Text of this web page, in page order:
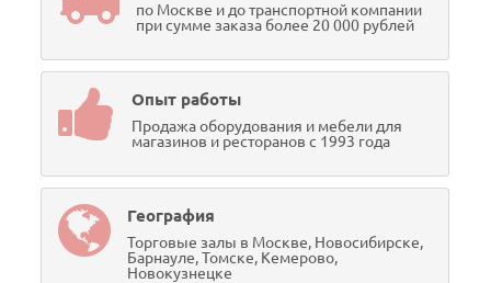
по Москве и до транспортной компании
при сумме заказа более 20 000 рублей
Опыт работы
Продажа оборудования и мебели для
магазинов и ресторанов с 1993 года
География
Торговые залы в Москве, Новосибирске,
Барнауле, Томске, Кемерово,
Новокузнецке